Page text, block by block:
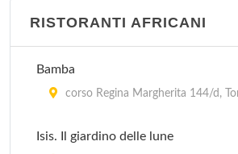
RISTORANTI AFRICANI
Bamba
corso Regina Margherita 144/d,
Isis. Il giardino delle lune